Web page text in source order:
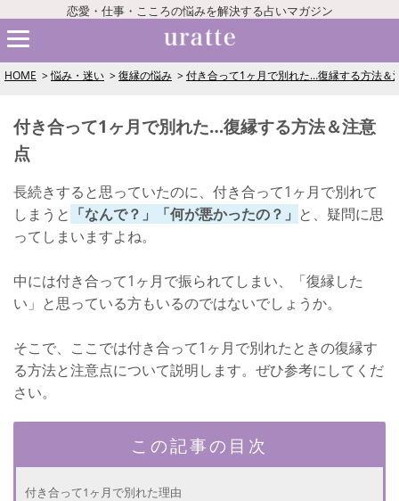
恋愛・仕事・こころの悩みを解決する占いマガジン
HOME 悩み・迷い 復縁の悩み 付き合って1ヶ月で別れた…復縁する方法＆
付き合って1ヶ月で別れた…復縁する方法＆注意
点
長続きすると思っていたのに、付き合って1ヶ月で別れて
しまうと 「なんで？」「何が悪かったの？」 と、疑問に思
ってしまいますよね。
中には付き合って1ヶ月で振られてしまい、「復縁した
い」と思っている方もいるのではないでしょうか。
そこで、ここでは付き合って1ヶ月で別れたときの復縁す
る方法と注意点について説明します。ぜひ参考にしてくだ
さい。
この記事の目次
付き合って1ヶ月で別れた理由